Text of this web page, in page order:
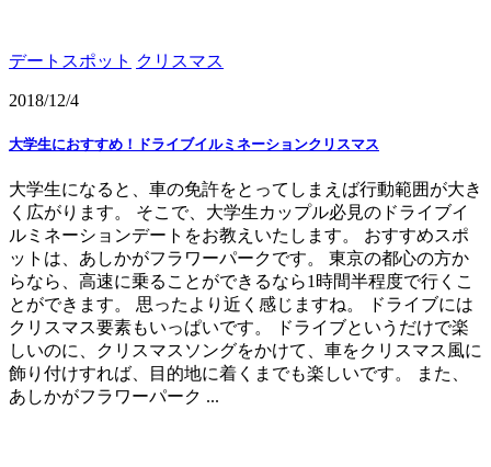
デートスポット クリスマス
2018/12/4
大学生におすすめ！ドライブイルミネーションクリスマス
大学生になると、車の免許をとってしまえば行動範囲が大き
く広がります。 そこで、大学生カップル必見のドライブイ
ルミネーションデートをお教えいたします。 おすすめスポ
ットは、あしかがフラワーパークです。 東京の都心の方か
らなら、高速に乗ることができるなら1時間半程度で行くこ
とができます。 思ったより近く感じますね。 ドライブには
クリスマス要素もいっぱいです。 ドライブというだけで楽
しいのに、クリスマスソングをかけて、車をクリスマス風に
飾り付けすれば、目的地に着くまでも楽しいです。 また、
あしかがフラワーパーク ...